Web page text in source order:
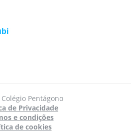
Pentágono
de Privacidade
e condições
de cookies
experiência, utilizamos
semelhantes no nosso site.
acesse nossa
ePolítica de Cookies